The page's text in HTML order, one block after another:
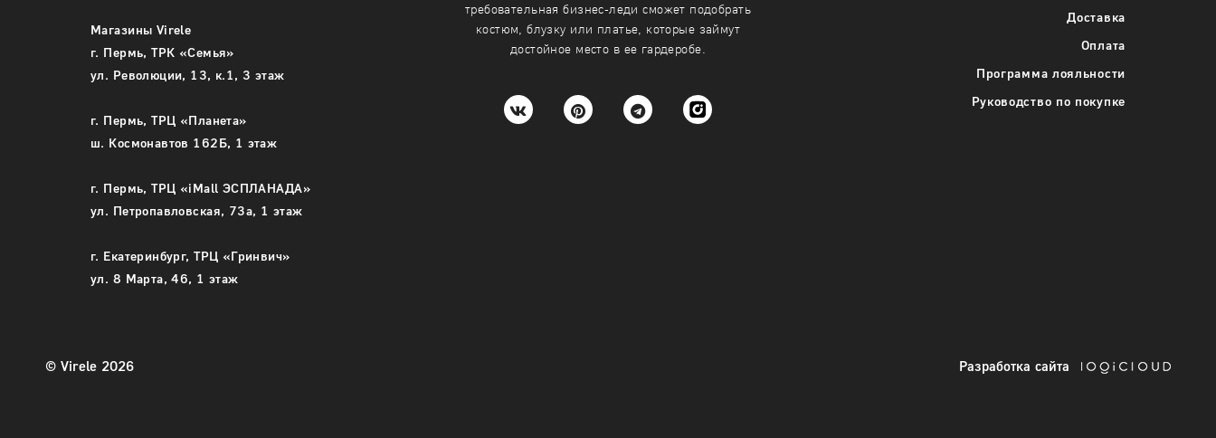
48
50
+
42
44
Магазины Virele
г. Пермь, ТРК «Семья»
ул. Революции, 13, к.1, 3 этаж
г. Пермь, ТРЦ «Планета»
ш. Космонавтов 162Б, 1 этаж
г. Пермь, ТРЦ «iMall ЭСПЛАНАДА»
ул. Петропавловская, 73а, 1 этаж
г. Екатеринбург, ТРЦ «Гринвич»
ул. 8 Марта, 46, 1 этаж
требовательная бизнес-леди сможет подобрать
костюм, блузку или платье, которые займут
достойное место в ее гардеробе.
Доставка
Оплата
Программа лояльности
Руководство по покупке
© Virele 2026 Разработка сайта